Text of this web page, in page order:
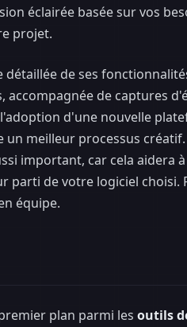
éclairée basée sur vos
projet.
de ses
de captures
d'une nouvelle
meilleur processus
important, car cela aidera à
parti de votre logiciel choisi.
équipe.
plan parmi les outils